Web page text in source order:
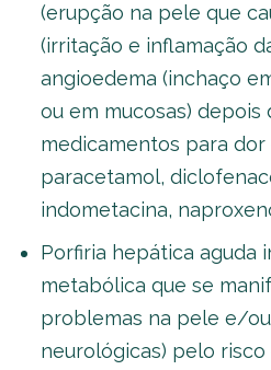
(erupção na pele que
(irritação e inflamação
angioedema (inchaço
ou em mucosas) depois
medicamentos para
paracetamol,
indometacina,
Porfiria hepática aguda
metabólica que se
problemas na pele e/
neurológicas) pelo